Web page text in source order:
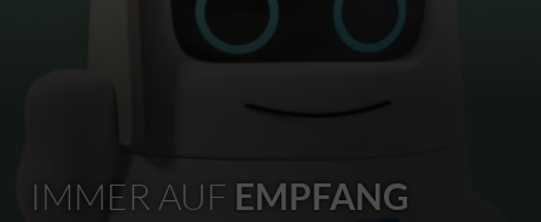
IMMER AUF EMPFANG